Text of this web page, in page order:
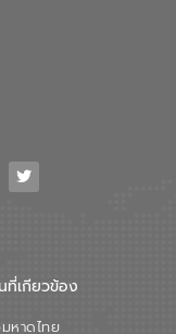
ที่เกียวข้อง
หาดไทย